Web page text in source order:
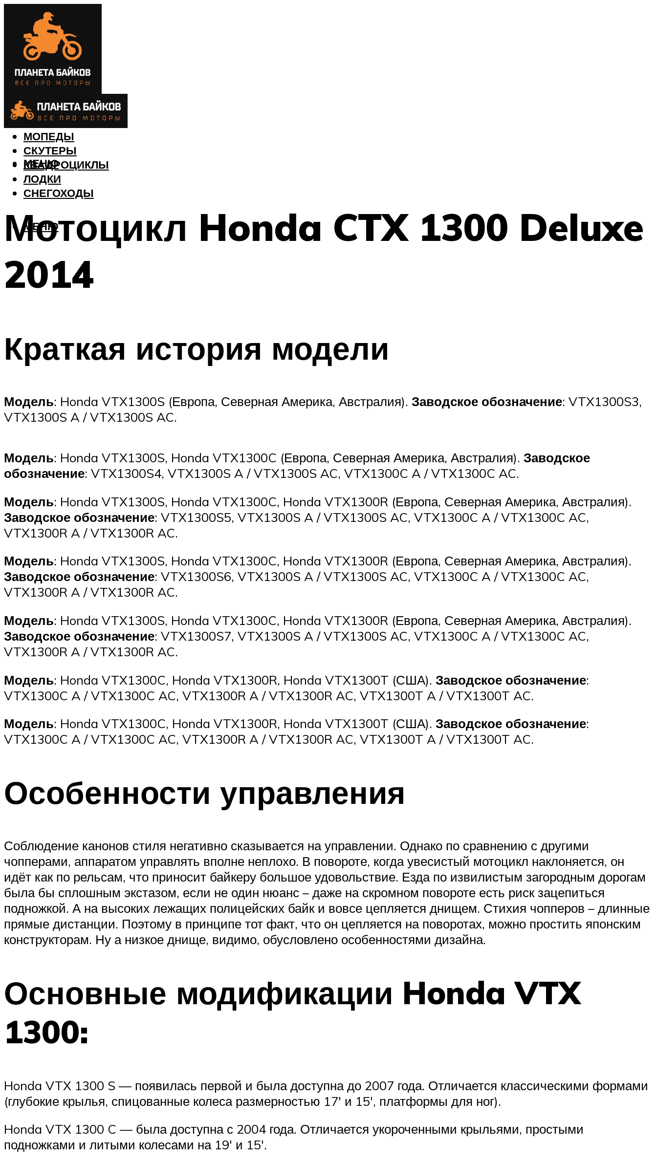
МОТОЦИКЛЫ
МОПЕДЫ
СКУТЕРЫ
КВАДРОЦИКЛЫ
ЛОДКИ
СНЕГОХОДЫ
МЕНЮ
МЕНЮ
Мотоцикл Honda CTX 1300 Deluxe
2014
Краткая история модели
Модель: Honda VTX1300S (Европа, Северная Америка, Австралия). Заводское обозначение: VTX1300S3,
VTX1300S A / VTX1300S AC.
Модель: Honda VTX1300S, Honda VTX1300C (Европа, Северная Америка, Австралия). Заводское
обозначение: VTX1300S4, VTX1300S A / VTX1300S AC, VTX1300C A / VTX1300C AC.
Модель: Honda VTX1300S, Honda VTX1300C, Honda VTX1300R (Европа, Северная Америка, Австралия).
Заводское обозначение: VTX1300S5, VTX1300S A / VTX1300S AC, VTX1300C A / VTX1300C AC,
VTX1300R A / VTX1300R AC.
Модель: Honda VTX1300S, Honda VTX1300C, Honda VTX1300R (Европа, Северная Америка, Австралия).
Заводское обозначение: VTX1300S6, VTX1300S A / VTX1300S AC, VTX1300C A / VTX1300C AC,
VTX1300R A / VTX1300R AC.
Модель: Honda VTX1300S, Honda VTX1300C, Honda VTX1300R (Европа, Северная Америка, Австралия).
Заводское обозначение: VTX1300S7, VTX1300S A / VTX1300S AC, VTX1300C A / VTX1300C AC,
VTX1300R A / VTX1300R AC.
Модель: Honda VTX1300C, Honda VTX1300R, Honda VTX1300T (США). Заводское обозначение:
VTX1300C A / VTX1300C AC, VTX1300R A / VTX1300R AC, VTX1300T A / VTX1300T AC.
Модель: Honda VTX1300C, Honda VTX1300R, Honda VTX1300T (США). Заводское обозначение:
VTX1300C A / VTX1300C AC, VTX1300R A / VTX1300R AC, VTX1300T A / VTX1300T AC.
Особенности управления
Соблюдение канонов стиля негативно сказывается на управлении. Однако по сравнению с другими
чопперами, аппаратом управлять вполне неплохо. В повороте, когда увесистый мотоцикл наклоняется, он
идёт как по рельсам, что приносит байкеру большое удовольствие. Езда по извилистым загородным дорогам
была бы сплошным экстазом, если не один нюанс – даже на скромном повороте есть риск зацепиться
подножкой. А на высоких лежащих полицейских байк и вовсе цепляется днищем. Стихия чопперов – длинные
прямые дистанции. Поэтому в принципе тот факт, что он цепляется на поворотах, можно простить японским
конструкторам. Ну а низкое днище, видимо, обусловлено особенностями дизайна.
Основные модификации Honda VTX
1300:
Honda VTX 1300 S — появилась первой и была доступна до 2007 года. Отличается классическими формами
(глубокие крылья, спицованные колеса размерностью 17′ и 15′, платформы для ног).
Honda VTX 1300 C — была доступна с 2004 года. Отличается укороченными крыльями, простыми
подножками и литыми колесами на 19′ и 15′.